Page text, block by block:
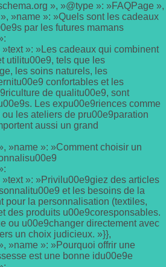
», »@type »: »FAQPage
»name »: »Quels sont les cadeaux
par les futures mamans
»: »Les cadeaux qui combinent
utilitu00e9, tels que les
les soins naturels, les
confortables et les
de qualitu00e9, sont
Les expu00e9riences comme
les ateliers de pru00e9paration
aussi un grand
»name »: »Comment choisir un
»: »Privilu00e9giez des articles
et les besoins de la
pour la personnalisation (textiles,
des produits u00e9coresponsables.
ou u00e9changer directement avec
un choix judicieux. »}},
»name »: »Pourquoi offrir une
est une bonne idu00e9e